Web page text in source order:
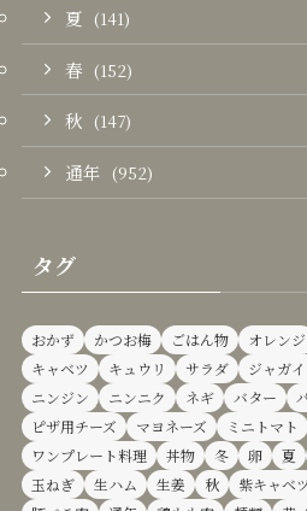
夏 (141)
春 (152)
秋 (147)
通年 (952)
タグ
おかず かつお梅 ごはん物 オレンジ
キャベツ
キュウリ サラダ ジャガ
ニンジン
ニンニク ネギ バター
ピザ用チーズ
マヨネーズ ミニトマト
ワンプレート料理
丼物 冬 卵 夏
玉ねぎ
生ハム 生姜 秋 紫キャベツ